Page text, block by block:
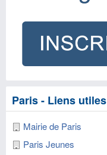
Paris - Liens utiles
Mairie de Paris
Paris Jeunes